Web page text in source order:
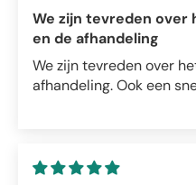
We zijn tevreden
en de afhandeling
We zijn tevreden over
afhandeling. Ook een